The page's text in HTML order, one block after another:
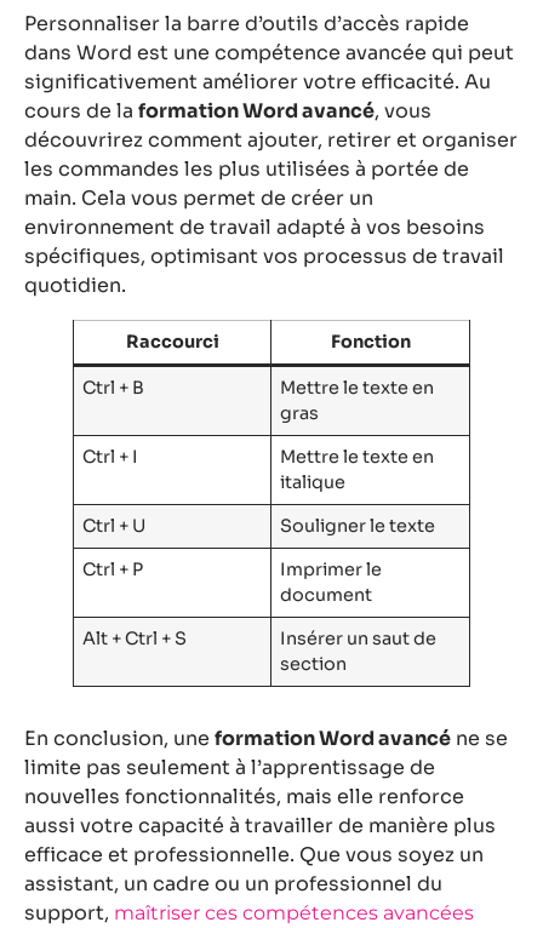
Personnaliser la barre d’outils d’accès rapide
dans Word est une compétence avancée qui peut
significativement améliorer votre efficacité. Au
cours de la formation Word avancé, vous
découvrirez comment ajouter, retirer et organiser
les commandes les plus utilisées à portée de
main. Cela vous permet de créer un
environnement de travail adapté à vos besoins
spécifiques, optimisant vos processus de travail
quotidien.
Raccourci Fonction
Ctrl + B
Mettre le texte en
gras
Ctrl + I
Mettre le texte en
italique
Ctrl + U
Souligner le texte
Ctrl + P
Imprimer le
document
Alt + Ctrl + S
Insérer un saut de
section
En conclusion, une formation Word avancé ne se
limite pas seulement à l’apprentissage de
nouvelles fonctionnalités, mais elle renforce
aussi votre capacité à travailler de manière plus
efficace et professionnelle. Que vous soyez un
assistant, un cadre ou un professionnel du
support, maîtriser ces compétences avancées